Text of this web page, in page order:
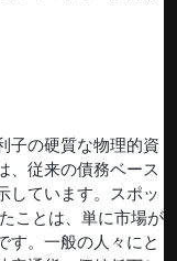
子の硬質な物理的資
、従来の債務ベース
しています。スポッ
ことは、単に市場が
す。一般の人々にと